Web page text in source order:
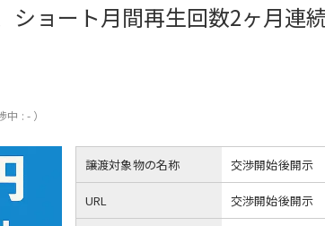
ショート月間再生回数2ヶ月連
中 : - ）
譲渡対象物の名称 交渉開始後開示
URL 交渉開始後開示